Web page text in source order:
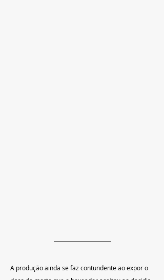
A produção ainda se faz contundente ao expor o